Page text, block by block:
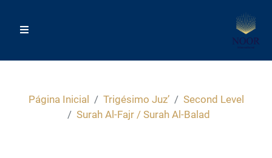
Página Inicial Trigésimo Juz’
Second Level
Surah Al-Fajr / Surah Al-Balad